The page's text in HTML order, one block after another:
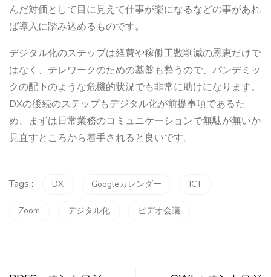
んだ対価として目に見えて仕事が楽になるなどの事があれ
ば導入に踏み込めるものです。
デジタル化のステップは経費や稼働工数削減の恩恵だけで
はなく、テレワークのための基盤も整うので、パンデミッ
クの配下のような危機的状況でも非常に助けになります。
DXの後続のステップもデジタル化が前提事項であるた
め、まずは日常業務のコミュニケーションで無駄が無いか
見直すところから着手されると良いです。
Tags : DX Googleカレンダー ICT
Zoom デジタル化 ビデオ会議